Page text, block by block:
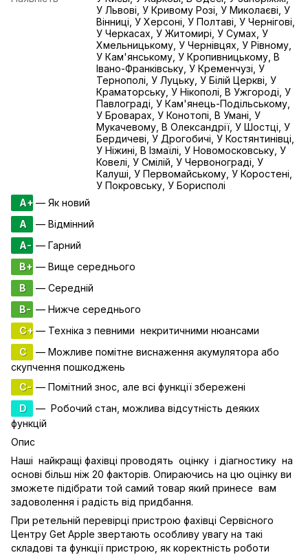
У Львові, У Кривому Розі, У Миколаєві, У
Вінниці, У Херсоні, У Полтаві, У Чернігові,
У Черкасах, У Житомирі, У Сумах, У
Хмельницькому, У Чернівцях, У Рівному,
У Кам'янському, У Кропивницькому, В
Івано-Франківську, У Кременчузі, У
Тернополі, У Луцьку, У Білій Церкві, У
Краматорську, У Нікополі, В Ужгороді, У
Павлограді, У Кам'янець-Подільському,
У Броварах, У Конотопі, В Умані, У
Мукачевому, В Олександрії, У Шостці, У
Бердичеві, У Дрогобичі, У Костянтинівці,
У Ніжині, В Ізмаїлі, У Новомосковську, У
Ковелі, У Смілій, У Червонограді, У
Калуші, У Первомайському, У Коростені,
У Покровську, У Борисполі
A+— Як новий
A
— Відмінний
A- — Гарний
B+ — Вище середнього
B
— Середній
B- — Нижче середнього
C+— Техніка з певними некритичними нюансами
C
— Можливе помітне виснаження акумулятора або
скупчення пошкоджень
C- — Помітний знос, але всі функції збережені
D
— Робочий стан, можлива відсутність деяких
функцій
Опис
Наші найкращі фахівці проводять оцінку і діагностику на
основі більш ніж 20 факторів. Опираючись на цю оцінку ви
зможете підібрати той самий товар який принесе вам
задоволення і радість від придбання.
При ретельній перевірці пристрою фахівці Сервісного
Центру Get Apple звертають особливу увагу на такі
складові та функції пристрою, як коректність роботи